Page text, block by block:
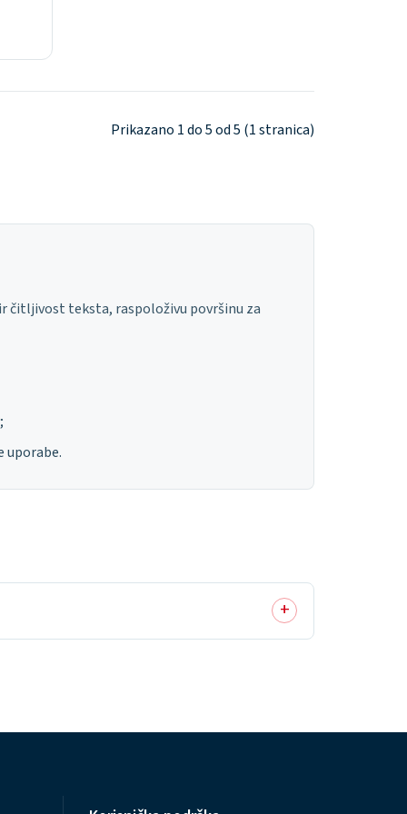
Prikazano 1 do 5 od 5 (1 stranica)
čitljivost teksta, raspoloživu površinu za
uporabe.